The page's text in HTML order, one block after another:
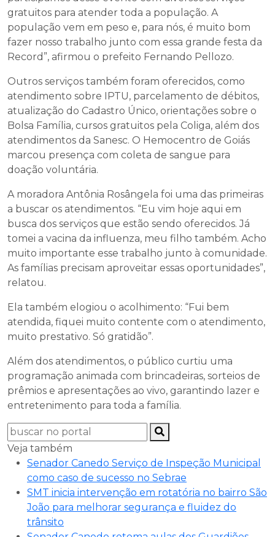
gratuitos para atender toda a população. A
população vem em peso e, para nós, é muito bom
fazer nosso trabalho junto com essa grande festa da
Record”, afirmou o prefeito Fernando Pellozo.
Outros serviços também foram oferecidos, como
atendimento sobre IPTU, parcelamento de débitos,
atualização do Cadastro Único, orientações sobre o
Bolsa Família, cursos gratuitos pela Coliga, além dos
atendimentos da Sanesc. O Hemocentro de Goiás
marcou presença com coleta de sangue para
doação voluntária.
A moradora Antônia Rosângela foi uma das primeiras
a buscar os atendimentos. “Eu vim hoje aqui em
busca dos serviços que estão sendo oferecidos. Já
tomei a vacina da influenza, meu filho também. Acho
muito importante esse trabalho junto à comunidade.
As famílias precisam aproveitar essas oportunidades”,
relatou.
Ela também elogiou o acolhimento: “Fui bem
atendida, fiquei muito contente com o atendimento,
muito prestativo. Só gratidão”.
Além dos atendimentos, o público curtiu uma
programação animada com brincadeiras, sorteios de
prêmios e apresentações ao vivo, garantindo lazer e
entretenimento para toda a família.
Veja também
Senador Canedo Serviço de Inspeção Municipal
como caso de sucesso no Sebrae
SMT inicia intervenção em rotatória no bairro São
João para melhorar segurança e fluidez do
trânsito